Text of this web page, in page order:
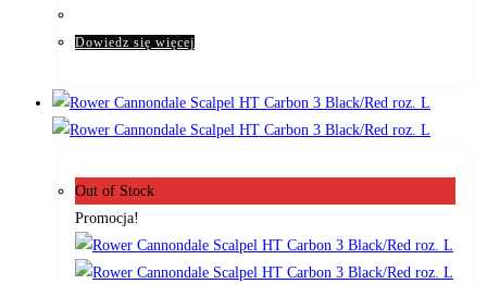
Dowiedz się więcej
Out of Stock
Promocja!